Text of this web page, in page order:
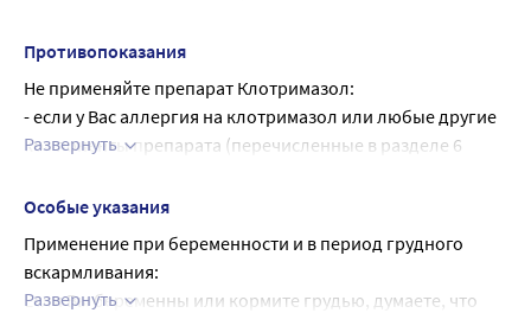
pH и осушить.
При наличии вопросов по применению препарата,
обратитесь к лечащему врачу или работнику аптеки.
Продолжительность терапии
болезни, лечение рекомендуется продолжить еще в
течение 2 недель после устранения проявления
заболевания.
Противопоказания
Не применяйте препарат Клотримазол:
- если у Вас аллергия на клотримазол или любые другие
компоненты препарата (перечисленные в разделе 6
Развернуть
Особые указания
Применение при беременности и в период грудного
вскармливания:
Если Вы беременны или кормите грудью, думаете, что
Развернуть